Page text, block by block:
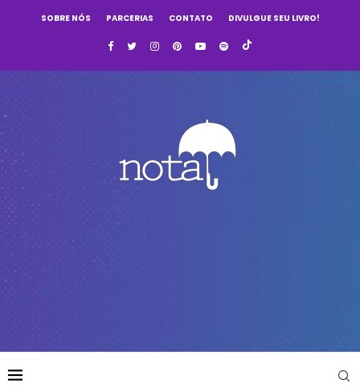
SOBRE NÓS PARCERIAS CONTATO DIVULGUE SEU LIVRO!